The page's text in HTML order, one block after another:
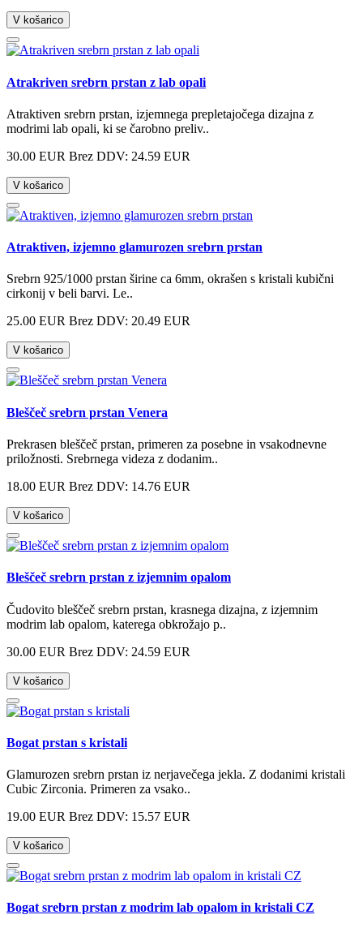
V košarico
Atrakriven srebrn prstan z lab opali
Atraktiven srebrn prstan, izjemnega prepletajočega dizajna z
modrimi lab opali, ki se čarobno preliv..
30.00 EUR Brez DDV: 24.59 EUR
V košarico
Atraktiven, izjemno glamurozen srebrn prstan
Srebrn 925/1000 prstan širine ca 6mm, okrašen s kristali kubični
cirkonij v beli barvi. Le..
25.00 EUR Brez DDV: 20.49 EUR
V košarico
Bleščeč srebrn prstan Venera
Prekrasen bleščeč prstan, primeren za posebne in vsakodnevne
priložnosti. Srebrnega videza z dodanim..
18.00 EUR Brez DDV: 14.76 EUR
V košarico
Bleščeč srebrn prstan z izjemnim opalom
Čudovito bleščeč srebrn prstan, krasnega dizajna, z izjemnim
modrim lab opalom, katerega obkrožajo p..
30.00 EUR Brez DDV: 24.59 EUR
V košarico
Bogat prstan s kristali
Glamurozen srebrn prstan iz nerjavečega jekla. Z dodanimi kristali
Cubic Zirconia. Primeren za vsako..
19.00 EUR Brez DDV: 15.57 EUR
V košarico
Bogat srebrn prstan z modrim lab opalom in kristali CZ